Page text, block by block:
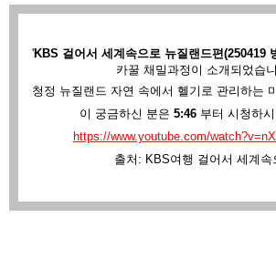
'KBS 걸어서 세계속으로 뉴질랜드편(250419
카꿀 채밀과정이 소개되었습
청정 뉴질랜드 자연 속에서 헬기로 관리하는
이 궁금하신 분은 5:46 부터 시청하
https://www.youtube.com/
출처: KBS여행 걸어서 세계속